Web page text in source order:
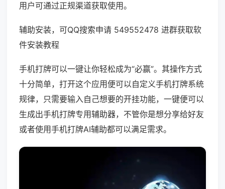
用户可通过正规渠道获取使用。
辅助安装，可QQ搜索申请 549552478 进群获取软
件安装教程
手机打牌可以一键让你轻松成为“必赢”。其操作方式
十分简单，打开这个应用便可以自定义手机打牌系统
规律，只需要输入自己想要的开挂功能，一键便可以
生成出手机打牌专用辅助器，不管你是想分享给好友
或者使用手机打牌AI辅助都可以满足需求。